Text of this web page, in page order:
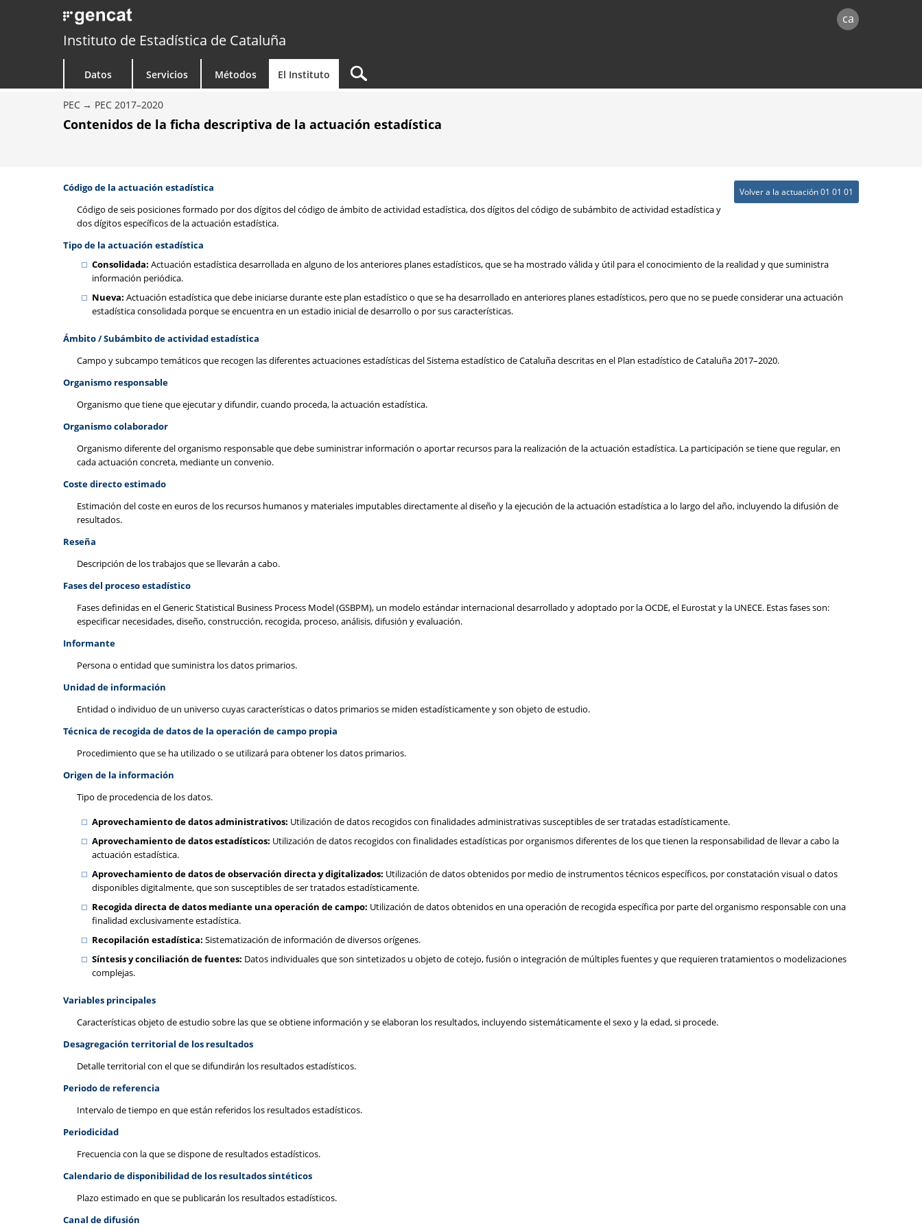
ca
Instituto de Estadística de Cataluña
Datos Servicios Métodos El Instituto
PEC PEC 2017–2020
Contenidos de la ficha descriptiva de la actuación estadística
Volver a la actuación 01 01 01
Código de la actuación estadística
Código de seis posiciones formado por dos dígitos del código de ámbito de actividad estadística, dos dígitos del código de subámbito de actividad estadística y
dos dígitos específicos de la actuación estadística.
Tipo de la actuación estadística
Consolidada: Actuación estadística desarrollada en alguno de los anteriores planes estadísticos, que se ha mostrado válida y útil para el conocimiento de la realidad y que suministra
información periódica.
Nueva: Actuación estadística que debe iniciarse durante este plan estadístico o que se ha desarrollado en anteriores planes estadísticos, pero que no se puede considerar una actuación
estadística consolidada porque se encuentra en un estadio inicial de desarrollo o por sus características.
Ámbito / Subámbito de actividad estadística
Campo y subcampo temáticos que recogen las diferentes actuaciones estadísticas del Sistema estadístico de Cataluña descritas en el Plan estadístico de Cataluña 2017–2020.
Organismo responsable
Organismo que tiene que ejecutar y difundir, cuando proceda, la actuación estadística.
Organismo colaborador
Organismo diferente del organismo responsable que debe suministrar información o aportar recursos para la realización de la actuación estadística. La participación se tiene que regular, en
cada actuación concreta, mediante un convenio.
Coste directo estimado
Estimación del coste en euros de los recursos humanos y materiales imputables directamente al diseño y la ejecución de la actuación estadística a lo largo del año, incluyendo la difusión de
resultados.
Reseña
Descripción de los trabajos que se llevarán a cabo.
Fases del proceso estadístico
Fases definidas en el Generic Statistical Business Process Model (GSBPM), un modelo estándar internacional desarrollado y adoptado por la OCDE, el Eurostat y la UNECE. Estas fases son:
especificar necesidades, diseño, construcción, recogida, proceso, análisis, difusión y evaluación.
Informante
Persona o entidad que suministra los datos primarios.
Unidad de información
Entidad o individuo de un universo cuyas características o datos primarios se miden estadísticamente y son objeto de estudio.
Técnica de recogida de datos de la operación de campo propia
Procedimiento que se ha utilizado o se utilizará para obtener los datos primarios.
Origen de la información
Tipo de procedencia de los datos.
Aprovechamiento de datos administrativos: Utilización de datos recogidos con finalidades administrativas susceptibles de ser tratadas estadísticamente.
Aprovechamiento de datos estadísticos: Utilización de datos recogidos con finalidades estadísticas por organismos diferentes de los que tienen la responsabilidad de llevar a cabo la
actuación estadística.
Aprovechamiento de datos de observación directa y digitalizados: Utilización de datos obtenidos por medio de instrumentos técnicos específicos, por constatación visual o datos
disponibles digitalmente, que son susceptibles de ser tratados estadísticamente.
Recogida directa de datos mediante una operación de campo: Utilización de datos obtenidos en una operación de recogida específica por parte del organismo responsable con una
finalidad exclusivamente estadística.
Recopilación estadística: Sistematización de información de diversos orígenes.
Síntesis y conciliación de fuentes: Datos individuales que son sintetizados u objeto de cotejo, fusión o integración de múltiples fuentes y que requieren tratamientos o modelizaciones
complejas.
Variables principales
Características objeto de estudio sobre las que se obtiene información y se elaboran los resultados, incluyendo sistemáticamente el sexo y la edad, si procede.
Desagregación territorial de los resultados
Detalle territorial con el que se difundirán los resultados estadísticos.
Periodo de referencia
Intervalo de tiempo en que están referidos los resultados estadísticos.
Periodicidad
Frecuencia con la que se dispone de resultados estadísticos.
Calendario de disponibilidad de los resultados sintéticos
Plazo estimado en que se publicarán los resultados estadísticos.
Canal de difusión